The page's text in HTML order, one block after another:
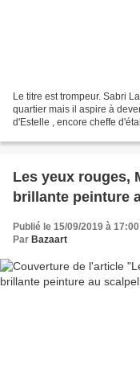
Le titre est trompeur. Sabri
quartier mais il aspire à
d'Estelle , encore cheffe
Les yeux rouges,
brillante peinture
Publié le 15/09/2019 à 17:00
Par Bazaart